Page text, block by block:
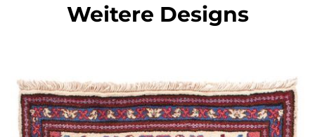
Weitere Designs